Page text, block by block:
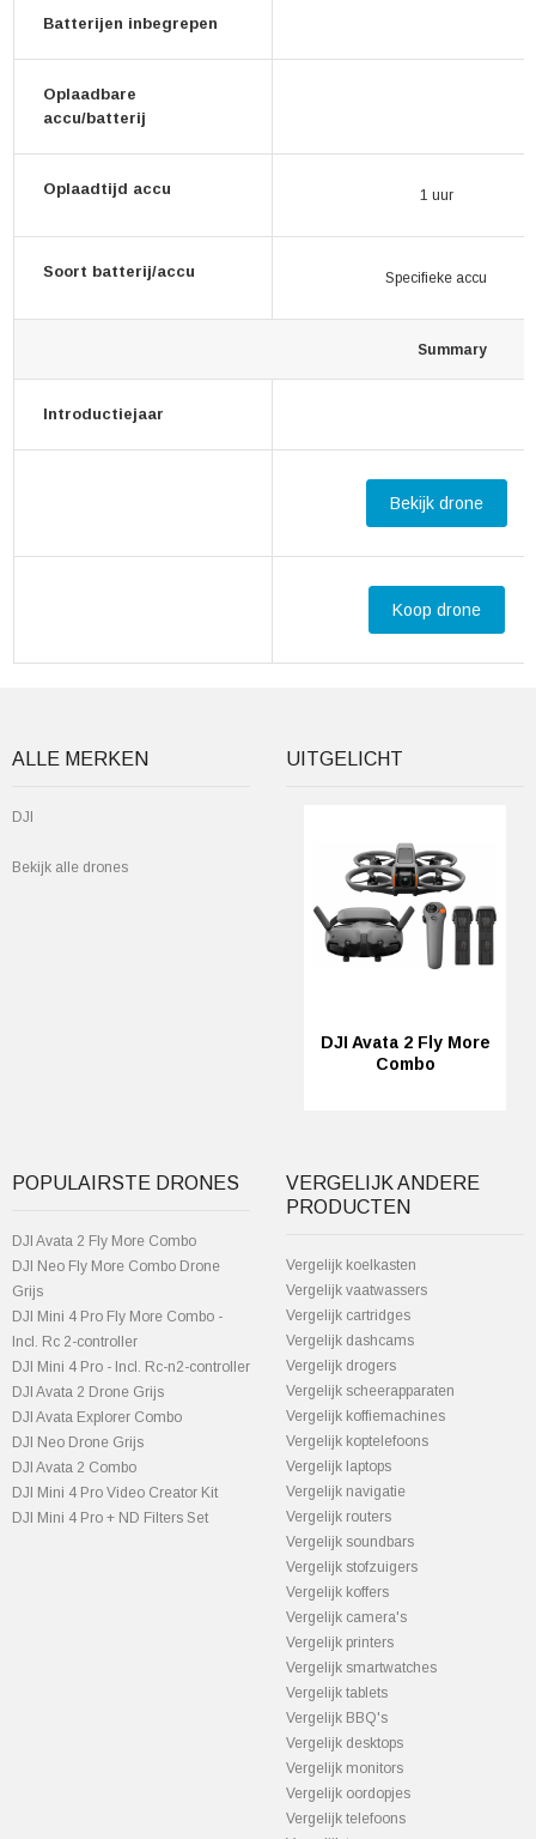
Batterijen inbegrepen
Oplaadbare
accu/batterij
Oplaadtijd accu 1 uur
Soort batterij/accu Specifieke accu
Summary
Introductiejaar
Bekijk drone
Koop drone
ALLE MERKEN
DJI
Bekijk alle drones
UITGELICHT
DJI Avata 2 Fly More
Combo
POPULAIRSTE DRONES
DJI Avata 2 Fly More Combo
DJI Neo Fly More Combo Drone
Grijs
DJI Mini 4 Pro Fly More Combo -
Incl. Rc 2-controller
DJI Mini 4 Pro - Incl. Rc-n2-controller
DJI Avata 2 Drone Grijs
DJI Avata Explorer Combo
DJI Neo Drone Grijs
DJI Avata 2 Combo
DJI Mini 4 Pro Video Creator Kit
DJI Mini 4 Pro + ND Filters Set
VERGELIJK ANDERE
PRODUCTEN
Vergelijk koelkasten
Vergelijk vaatwassers
Vergelijk cartridges
Vergelijk dashcams
Vergelijk drogers
Vergelijk scheerapparaten
Vergelijk koffiemachines
Vergelijk koptelefoons
Vergelijk laptops
Vergelijk navigatie
Vergelijk routers
Vergelijk soundbars
Vergelijk stofzuigers
Vergelijk koffers
Vergelijk camera's
Vergelijk printers
Vergelijk smartwatches
Vergelijk tablets
Vergelijk BBQ's
Vergelijk desktops
Vergelijk monitors
Vergelijk oordopjes
Vergelijk telefoons